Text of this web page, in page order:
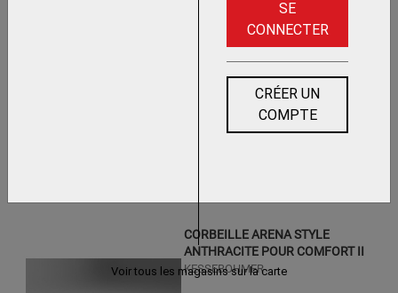
TABLETTE METAL COMFORT
II ANTHRACITE
KESSEBOHMER
CORBEILLE ARENA STYLE
ANTHRACITE POUR COMFORT II
KESSEBOHMER
SE
CONNECTER
CRÉER UN
COMPTE
Voir tous les magasins sur la carte